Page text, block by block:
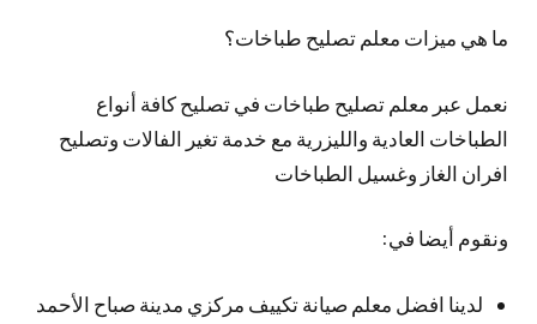
ما هي ميزات معلم تصليح طباخات؟
نعمل عبر معلم تصليح طباخات في تصليح كافة أنواع
الطباخات العادية والليزرية مع خدمة تغير الفالات وتصليح
افران الغاز وغسيل الطباخات
ونقوم أيضا في:
لدينا افضل معلم صيانة تكييف مركزي مدينة صباح الأحمد